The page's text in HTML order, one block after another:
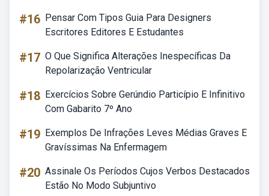
#16 Pensar Com Tipos Guia Para Designers
Escritores Editores E Estudantes
#17 O Que Significa Alterações Inespecíficas Da
Repolarização Ventricular
#18 Exercícios Sobre Gerúndio Particípio E Infinitivo
Com Gabarito 7º Ano
#19 Exemplos De Infrações Leves Médias Graves E
Gravíssimas Na Enfermagem
#20 Assinale Os Períodos Cujos Verbos Destacados
Estão No Modo Subjuntivo